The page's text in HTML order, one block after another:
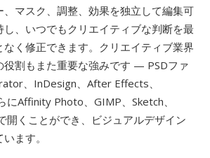
、マスク、調整、効果を独立して編集可
、いつでもクリエイティブな判断を最
く修正できます。クリエイティブ業界
役割もまた重要な強みです — PSDファ
、InDesign、After Effects、
Affinity Photo、GIMP、Sketch、
開くことができ、ビジュアルデザイン
ます。